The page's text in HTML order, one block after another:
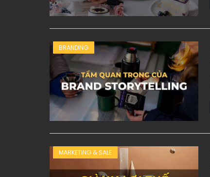
BRANDING
MARKETING & SALE